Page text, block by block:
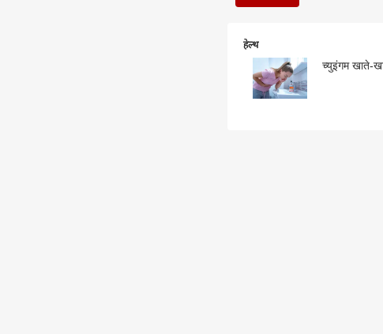
हेल्थ
च्युइंगम खाते-